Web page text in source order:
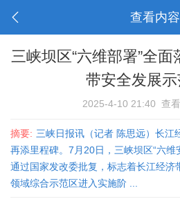
查看内容
三峡坝区“六维部署”全
带安全发展
2025-4-10 21:40 查
摘要: 三峡日报讯（记者 陈思远）长江
再添里程碑。7月20日，三峡坝区“六维
通过国家发改委批复，标志着长江经济
领域综合示范区进入实施阶 ...